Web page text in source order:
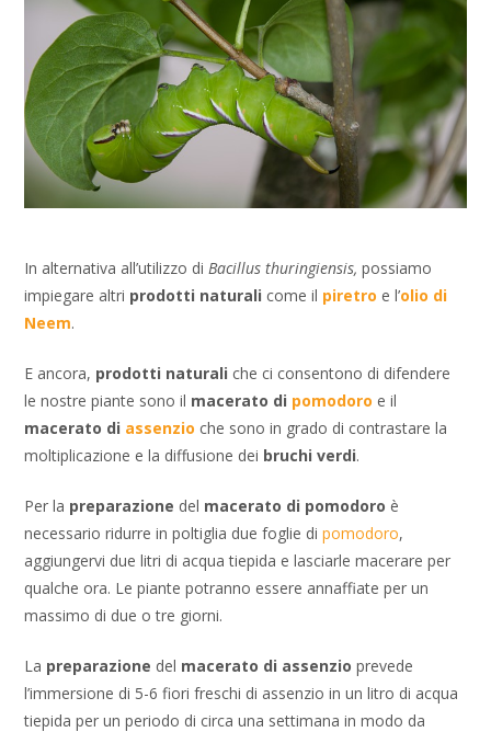
In alternativa all’utilizzo diBacillus thuringiensis,possiamo
impiegare altri prodotti naturali come il piretro e l’olio di
Neem.
E ancora, prodotti naturali che ci consentono di difendere
le nostre piante sono il macerato di pomodoro e il
macerato di assenzio che sono in grado di contrastare la
moltiplicazione e la diffusione dei bruchi verdi.
Per la preparazione del macerato di pomodoro è
necessario ridurre in poltiglia due foglie dipomodoro,
aggiungervi due litri di acqua tiepida e lasciarle macerare per
qualche ora. Le piante potranno essere annaffiate per un
massimo di due o tre giorni.
La preparazione del macerato di assenzioprevede
l’immersione di 5-6 fiori freschi di assenzio in un litro di acqua
tiepida per un periodo di circa una settimana in modo da